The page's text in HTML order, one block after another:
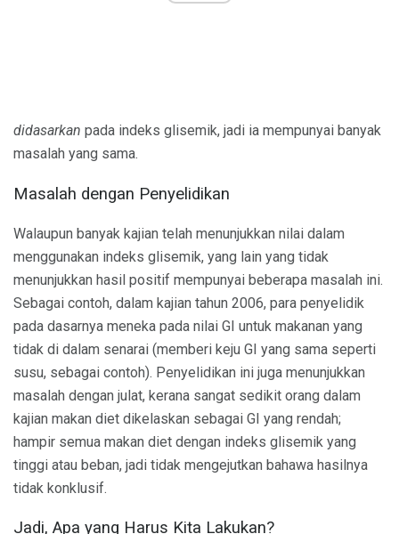
didasarkan pada indeks glisemik, jadi ia mempunyai banyak
masalah yang sama.
Masalah dengan Penyelidikan
Walaupun banyak kajian telah menunjukkan nilai dalam
menggunakan indeks glisemik, yang lain yang tidak
menunjukkan hasil positif mempunyai beberapa masalah ini.
Sebagai contoh, dalam kajian tahun 2006, para penyelidik
pada dasarnya meneka pada nilai GI untuk makanan yang
tidak di dalam senarai (memberi keju GI yang sama seperti
susu, sebagai contoh). Penyelidikan ini juga menunjukkan
masalah dengan julat, kerana sangat sedikit orang dalam
kajian makan diet dikelaskan sebagai GI yang rendah;
hampir semua makan diet dengan indeks glisemik yang
tinggi atau beban, jadi tidak mengejutkan bahawa hasilnya
tidak konklusif.
Jadi, Apa yang Harus Kita Lakukan?